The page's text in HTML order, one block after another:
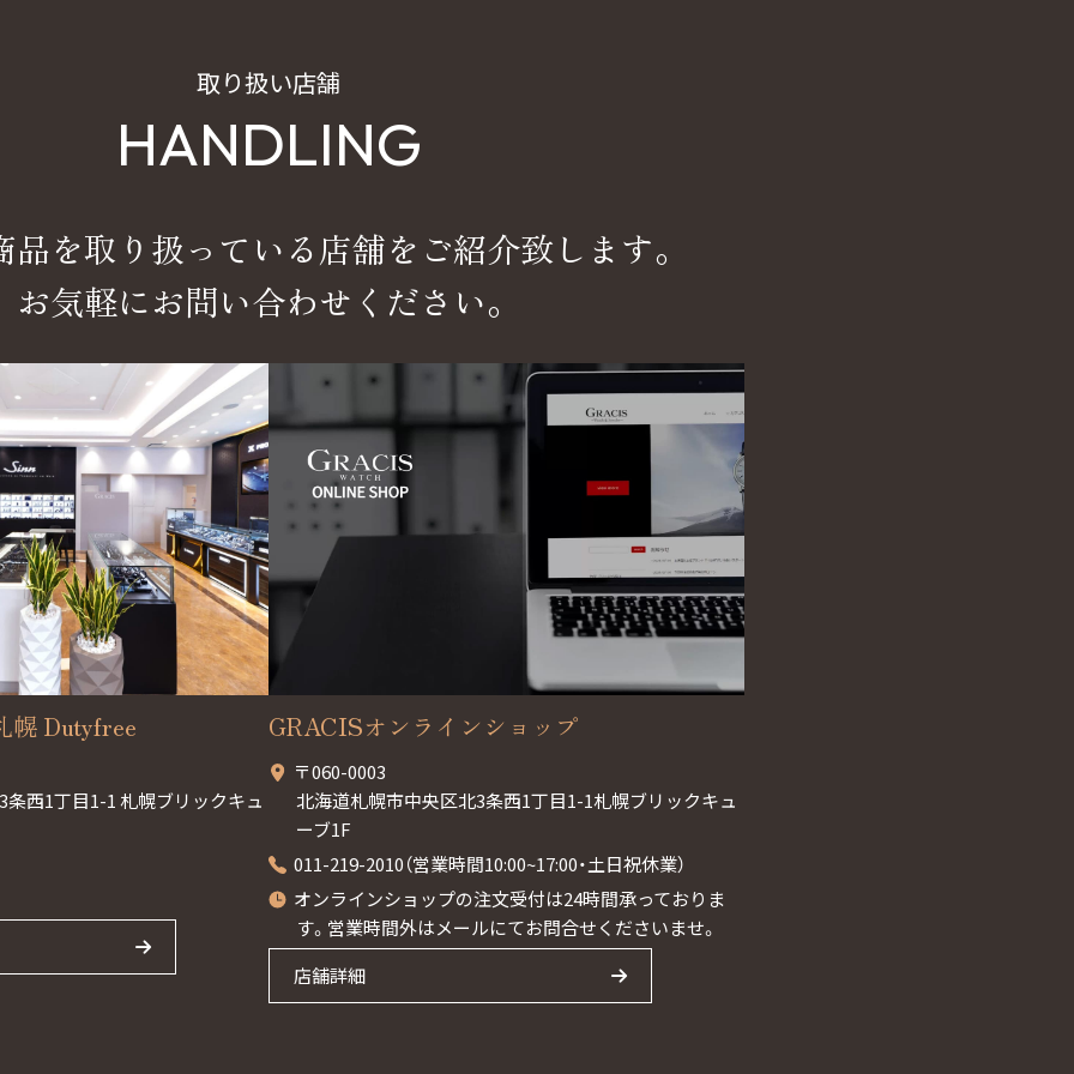
取り扱い店舗
HANDLING
を取り扱っている店舗をご紹介致します。
お気軽にお問い合わせください。
幌 Dutyfree
西1丁目1-1 札幌ブリックキュ
GRACISオンラインショップ
〒060-0003
北海道札幌市中央区北3条西1丁目1-1札幌ブリックキュ
ーブ1F
011-219-2010（営業時間10:00~17:00・土日祝休業）
オンラインショップの注文受付は24時間承っておりま
す。営業時間外はメールにてお問合せくださいませ。
店舗詳細